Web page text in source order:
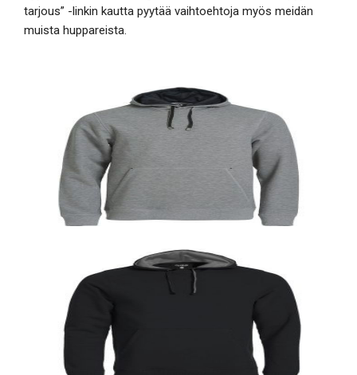
tarjous” -linkin kautta pyytää vaihtoehtoja myös meidän
muista huppareista.